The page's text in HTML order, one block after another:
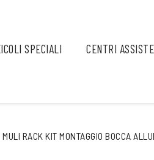
SPECIALI CENTRI
MULI RACK KIT MONTAGGIO BOCCA